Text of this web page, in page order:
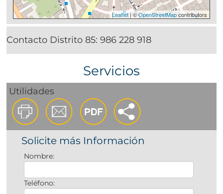
Leaflet| ©OpenStreetMapcontributors
Contacto Distrito 85:986 228 918
Servicios
Utilidades
Solicite más Información
Nombre:
Teléfono: